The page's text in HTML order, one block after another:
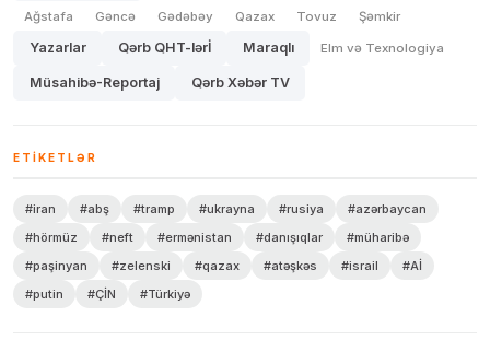
Ağstafa Gəncə Gədəbəy Qazax Tovuz Şəmkir
Yazarlar Qərb QHT-lərİ Maraqlı Elm və Texnologiya
Müsahibə-Reportaj Qərb Xəbər TV
ETIKETLƏR
#iran #abş #tramp #ukrayna #rusiya
#azərbaycan
#hörmüz
#neft #ermənistan #danışıqlar
#müharibə
#paşinyan
#zelenski #qazax #atəşkəs #israil
#Aİ
#putin
#ÇİN #Türkiyə